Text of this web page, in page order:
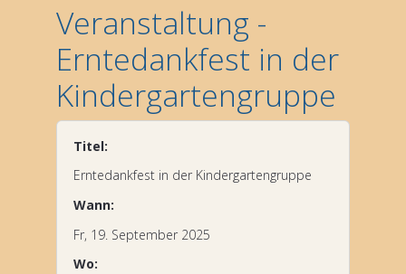
Veranstaltung -
Erntedankfest in der
Kindergartengruppe
Titel:
Erntedankfest in der Kindergartengruppe
Wann:
Fr, 19. September 2025
Wo: